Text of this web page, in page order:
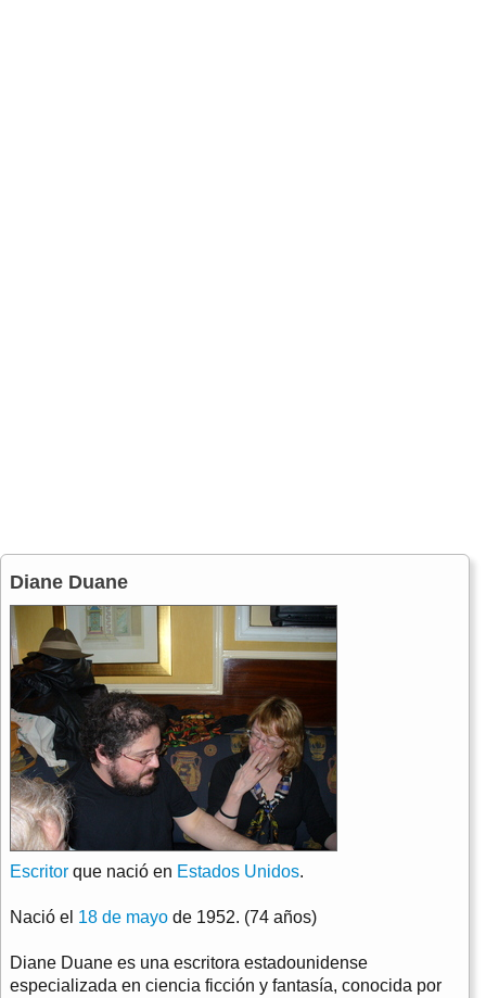
Diane Duane
Escritor que nació en Estados Unidos.
Nació el 18 de mayo de 1952. (74 años)
Diane Duane es una escritora estadounidense
especializada en ciencia ficción y fantasía, conocida por